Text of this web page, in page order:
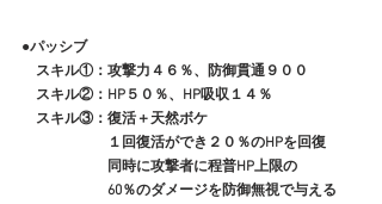
●パッシブ
スキル①：攻撃力４６％、防御貫通９００
スキル②：HP５０％、HP吸収１４％
スキル③：復活＋天然ボケ
１回復活ができ２０％のHPを回復
同時に攻撃者に程普HP上限の
60％のダメージを防御無視で与える